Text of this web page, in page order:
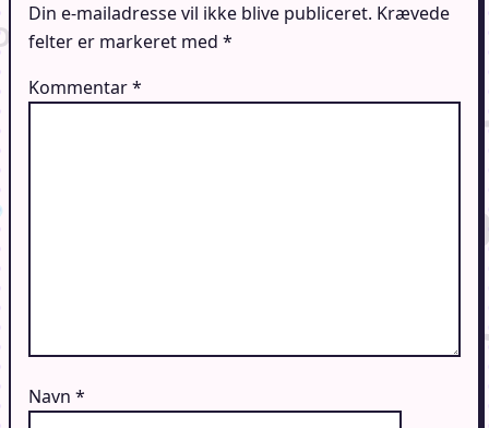
Din e-mailadresse vil ikke blive publiceret. Krævede
felter er markeret med *
Kommentar*
Navn *